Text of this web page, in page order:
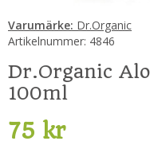
Varumärke: Dr.Organic
Artikelnummer: 4846
Dr.Organic
100ml
75 kr